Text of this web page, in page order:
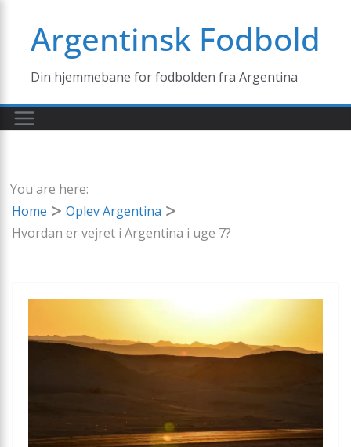
contentArgentinsk Fodbold
Din hjemmebane for fodbolden fra Argentina
You are here:
Home
Oplev Argentina
Hvordan er vejret i Argentina i uge 7?